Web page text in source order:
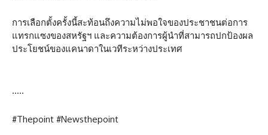
การเลือกตั้งครั้งนี้สะท้อนถึงความไม่พอใจของประชาชนต่อการ
แทรกแซงของสหรัฐฯ และความต้องการผู้นำที่สามารถปกป้องผล
ประโยชน์ของแคนาดาในเวทีระหว่างประเทศ
…..
#Thepoint #Newsthepoint